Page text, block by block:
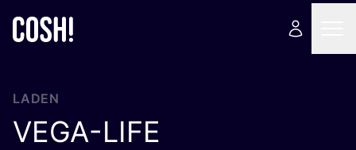
LADEN
VEGA-LIFE